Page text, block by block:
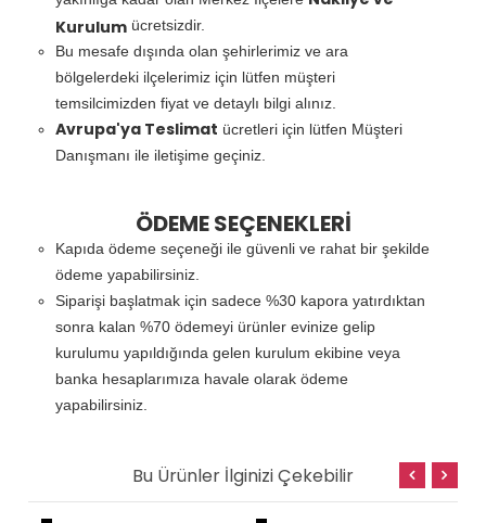
Kurulum ücretsizdir.
Bu mesafe dışında olan şehirlerimiz ve ara
bölgelerdeki ilçelerimiz için lütfen müşteri
temsilcimizden fiyat ve detaylı bilgi alınız.
Avrupa'ya Teslimat ücretleri için lütfen Müşteri
Danışmanı ile iletişime geçiniz.
ÖDEME SEÇENEKLERİ
Kapıda ödeme seçeneği ile güvenli ve rahat bir şekilde
ödeme yapabilirsiniz.
Siparişi başlatmak için sadece %30 kapora yatırdıktan
sonra kalan %70 ödemeyi ürünler evinize gelip
kurulumu yapıldığında gelen kurulum ekibine veya
banka hesaplarımıza havale olarak ödeme
yapabilirsiniz.
Bu Ürünler İlginizi Çekebilir